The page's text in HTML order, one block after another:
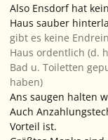
Also Ensdorf hat
Haus sauber
gibt es keine
Haus ordentlich (d.
Bad u. Toiletten
haben)
Ans saugen halten
Auch
Vorteil ist.